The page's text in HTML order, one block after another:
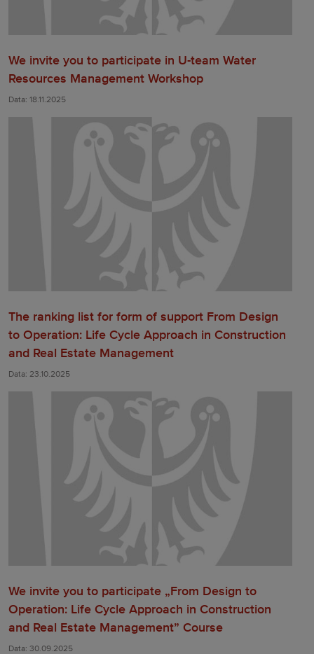
We invite you to participate in U-team Water
Resources Management Workshop
Data: 18.11.2025
The ranking list for form of support From Design
to Operation: Life Cycle Approach in Construction
and Real Estate Management
Data: 23.10.2025
We invite you to participate „From Design to
Operation: Life Cycle Approach in Construction
and Real Estate Management” Course
Data: 30.09.2025